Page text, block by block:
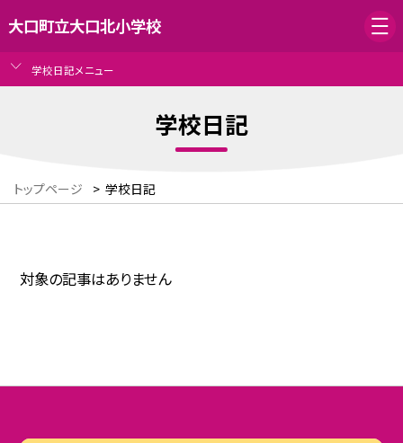
大口町立大口北小学校
学校日記メニュー
学校日記
トップページ > 学校日記
対象の記事はありません